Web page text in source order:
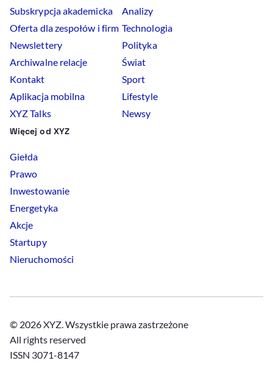
Subskrypcja akademicka
Oferta dla zespołów i firm
Newslettery
Archiwalne relacje
Kontakt
Aplikacja mobilna
XYZ Talks
Analizy
Technologia
Polityka
Świat
Sport
Lifestyle
Newsy
Więcej od XYZ
Giełda
Prawo
Inwestowanie
Energetyka
Akcje
Startupy
Nieruchomości
© 2026 XYZ. Wszystkie prawa zastrzeżone
All rights reserved
ISSN 3071-8147